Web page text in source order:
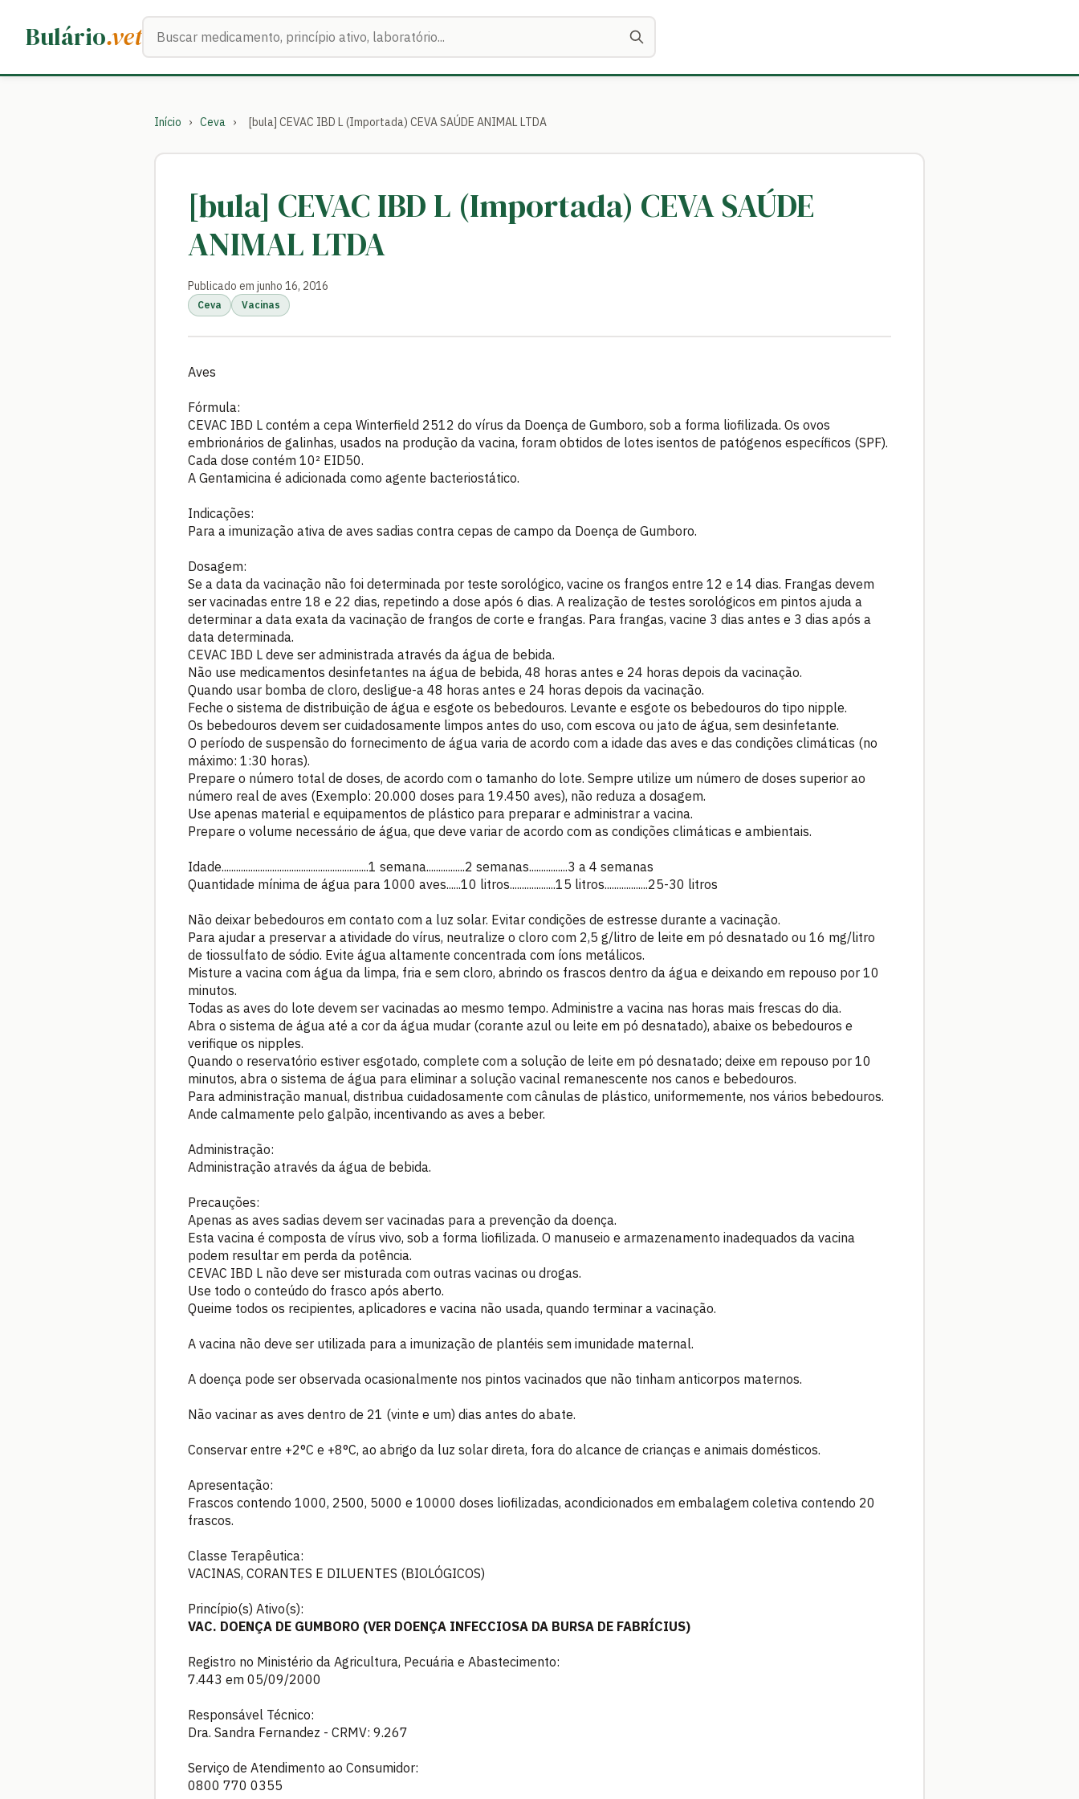
Bulário.vetBuscar medicamentos
Início › Ceva › [bula] CEVAC IBD L (Importada) CEVA SAÚDE ANIMAL LTDA
[bula] CEVAC IBD L (Importada) CEVA SAÚDE
ANIMAL LTDA
Publicado em junho 16, 2016
Ceva Vacinas
Aves
Fórmula:
CEVAC IBD L contém a cepa Winterfield 2512 do vírus da Doença de Gumboro, sob a forma liofilizada. Os ovos
embrionários de galinhas, usados na produção da vacina, foram obtidos de lotes isentos de patógenos específicos (SPF).
Cada dose contém 10² EID50.
A Gentamicina é adicionada como agente bacteriostático.
Indicações:
Para a imunização ativa de aves sadias contra cepas de campo da Doença de Gumboro.
Dosagem:
Se a data da vacinação não foi determinada por teste sorológico, vacine os frangos entre 12 e 14 dias. Frangas devem
ser vacinadas entre 18 e 22 dias, repetindo a dose após 6 dias. A realização de testes sorológicos em pintos ajuda a
determinar a data exata da vacinação de frangos de corte e frangas. Para frangas, vacine 3 dias antes e 3 dias após a
data determinada.
CEVAC IBD L deve ser administrada através da água de bebida.
Não use medicamentos desinfetantes na água de bebida, 48 horas antes e 24 horas depois da vacinação.
Quando usar bomba de cloro, desligue-a 48 horas antes e 24 horas depois da vacinação.
Feche o sistema de distribuição de água e esgote os bebedouros. Levante e esgote os bebedouros do tipo nipple.
Os bebedouros devem ser cuidadosamente limpos antes do uso, com escova ou jato de água, sem desinfetante.
O período de suspensão do fornecimento de água varia de acordo com a idade das aves e das condições climáticas (no
máximo: 1:30 horas).
Prepare o número total de doses, de acordo com o tamanho do lote. Sempre utilize um número de doses superior ao
número real de aves (Exemplo: 20.000 doses para 19.450 aves), não reduza a dosagem.
Use apenas material e equipamentos de plástico para preparar e administrar a vacina.
Prepare o volume necessário de água, que deve variar de acordo com as condições climáticas e ambientais.
Idade.............................................................1 semana................2 semanas................3 a 4 semanas
Quantidade mínima de água para 1000 aves......10 litros...................15 litros..................25-30 litros
Não deixar bebedouros em contato com a luz solar. Evitar condições de estresse durante a vacinação.
Para ajudar a preservar a atividade do vírus, neutralize o cloro com 2,5 g/litro de leite em pó desnatado ou 16 mg/litro
de tiossulfato de sódio. Evite água altamente concentrada com íons metálicos.
Misture a vacina com água da limpa, fria e sem cloro, abrindo os frascos dentro da água e deixando em repouso por 10
minutos.
Todas as aves do lote devem ser vacinadas ao mesmo tempo. Administre a vacina nas horas mais frescas do dia.
Abra o sistema de água até a cor da água mudar (corante azul ou leite em pó desnatado), abaixe os bebedouros e
verifique os nipples.
Quando o reservatório estiver esgotado, complete com a solução de leite em pó desnatado; deixe em repouso por 10
minutos, abra o sistema de água para eliminar a solução vacinal remanescente nos canos e bebedouros.
Para administração manual, distribua cuidadosamente com cânulas de plástico, uniformemente, nos vários bebedouros.
Ande calmamente pelo galpão, incentivando as aves a beber.
Administração:
Administração através da água de bebida.
Precauções:
Apenas as aves sadias devem ser vacinadas para a prevenção da doença.
Esta vacina é composta de vírus vivo, sob a forma liofilizada. O manuseio e armazenamento inadequados da vacina
podem resultar em perda da potência.
CEVAC IBD L não deve ser misturada com outras vacinas ou drogas.
Use todo o conteúdo do frasco após aberto.
Queime todos os recipientes, aplicadores e vacina não usada, quando terminar a vacinação.
A vacina não deve ser utilizada para a imunização de plantéis sem imunidade maternal.
A doença pode ser observada ocasionalmente nos pintos vacinados que não tinham anticorpos maternos.
Não vacinar as aves dentro de 21 (vinte e um) dias antes do abate.
Conservar entre +2°C e +8°C, ao abrigo da luz solar direta, fora do alcance de crianças e animais domésticos.
Apresentação:
Frascos contendo 1000, 2500, 5000 e 10000 doses liofilizadas, acondicionados em embalagem coletiva contendo 20
frascos.
Classe Terapêutica:
VACINAS, CORANTES E DILUENTES (BIOLÓGICOS)
Princípio(s) Ativo(s):
VAC. DOENÇA DE GUMBORO (VER DOENÇA INFECCIOSA DA BURSA DE FABRÍCIUS)
Registro no Ministério da Agricultura, Pecuária e Abastecimento:
7.443 em 05/09/2000
Responsável Técnico:
Dra. Sandra Fernandez - CRMV: 9.267
Serviço de Atendimento ao Consumidor:
0800 770 0355